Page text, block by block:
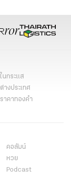
ในกระแส
ต่างประเทศ
ราคาทองคำ
คอลัมน์
หวย
Podcast